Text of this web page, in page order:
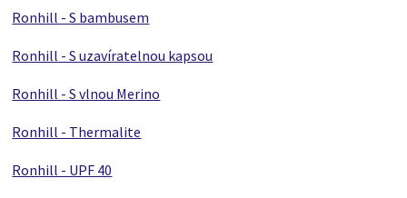
Ronhill - S bambusem
Ronhill - S uzavíratelnou kapsou
Ronhill - S vlnou Merino
Ronhill - Thermalite
Ronhill - UPF 40